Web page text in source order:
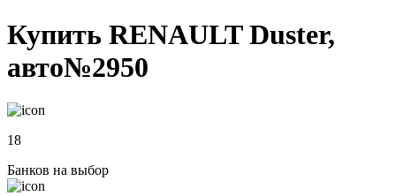
Купить RENAULT Duster,
авто№2950
18
Банков на выбор